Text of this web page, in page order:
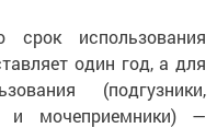
срок использования
один год, а для
(подгузники,
и мочеприемники) —